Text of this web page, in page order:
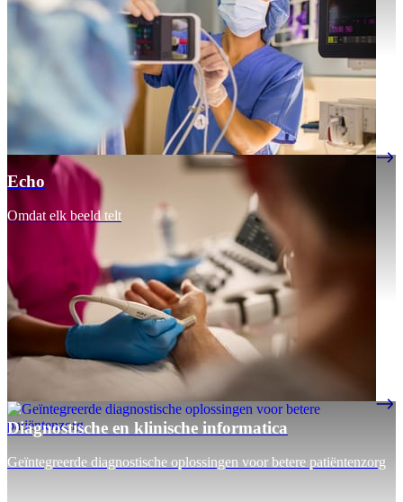
Echo
Omdat elk beeld telt
Diagnostische en klinische informatica
Geïntegreerde diagnostische oplossingen voor betere patiëntenzorg